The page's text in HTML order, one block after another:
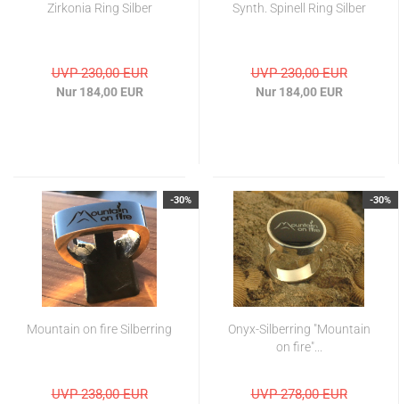
Zirkonia Ring Silber
UVP 230,00 EUR
Nur 184,00 EUR
Synth. Spinell Ring Silber
UVP 230,00 EUR
Nur 184,00 EUR
-30%
Mountain on fire Silberring
UVP 238,00 EUR
-30%
Onyx-Silberring "Mountain
on fire"...
UVP 278,00 EUR